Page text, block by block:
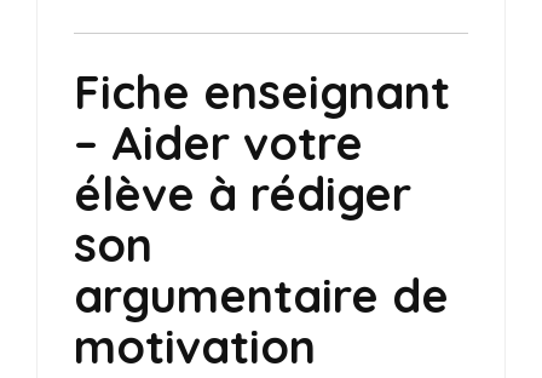
Fiche enseignant
– Aider votre
élève à rédiger
son
argumentaire de
motivation